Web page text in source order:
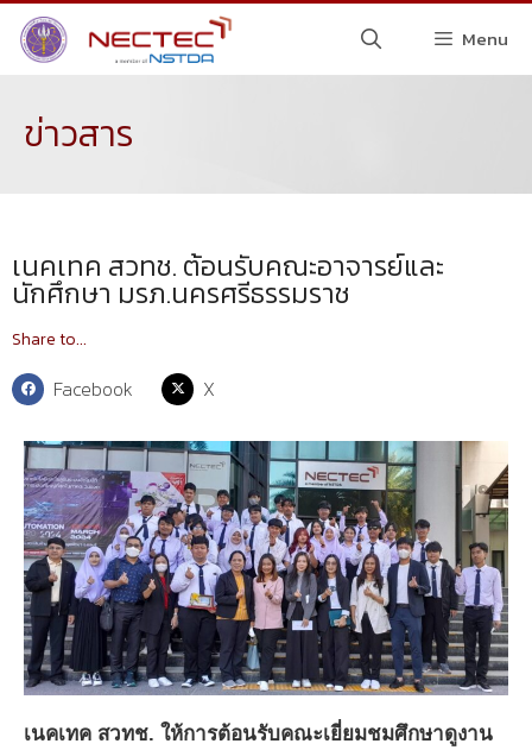
Menu
ข่าวสาร
เนคเทค สวทช. ต้อนรับคณะอาจารย์และ
นักศึกษา มรภ.นครศรีธรรมราช
Share to...
Facebook X
เนคเทค สวทช. ให้การต้อนรับคณะเยี่ยมชมศึกษาดูงาน